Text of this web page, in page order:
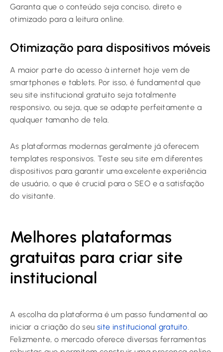
Garanta que o conteúdo seja conciso, direto e
otimizado para a leitura online.
Otimização para dispositivos móveis
A maior parte do acesso à internet hoje vem de
smartphones e tablets. Por isso, é fundamental que
seu site institucional gratuito seja totalmente
responsivo, ou seja, que se adapte perfeitamente a
qualquer tamanho de tela.
As plataformas modernas geralmente já oferecem
templates responsivos. Teste seu site em diferentes
dispositivos para garantir uma excelente experiência
de usuário, o que é crucial para o SEO e a satisfação
do visitante.
Melhores plataformas
gratuitas para criar site
institucional
A escolha da plataforma é um passo fundamental ao
iniciar a criação do seu site institucional gratuito
Felizmente, o mercado oferece diversas ferramentas